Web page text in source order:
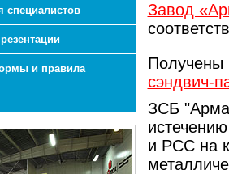
и правила
Завод
Получены
сэндвич-
ЗСБ
и РСС на